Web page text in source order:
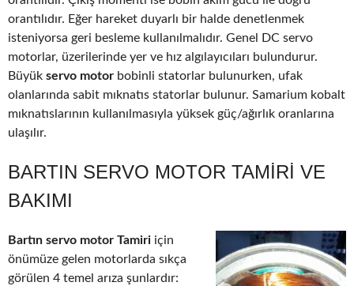
orantılıdır. Eğer hareket duyarlı bir halde denetlenmek
isteniyorsa geri besleme kullanılmalıdır. Genel DC servo
motorlar, üzerilerinde yer ve hız algılayıcıları bulundurur.
Büyük servo motor bobinli statorlar bulunurken, ufak
olanlarında sabit mıknatıs statorlar bulunur. Samarium kobalt
mıknatıslarının kullanılmasıyla yüksek güç/ağırlık oranlarına
ulaşılır.
BARTIN SERVO MOTOR TAMIRI VE
BAKIMI
Bartın servo motor Tamiri için
önümüze gelen motorlarda sıkça
görülen 4 temel arıza şunlardır: